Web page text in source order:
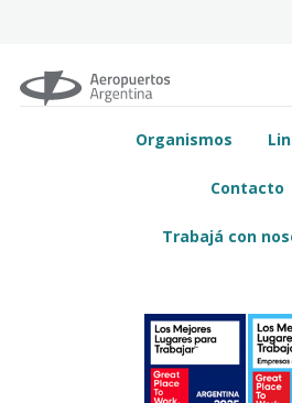
Organismos
Contacto
Trabajá con